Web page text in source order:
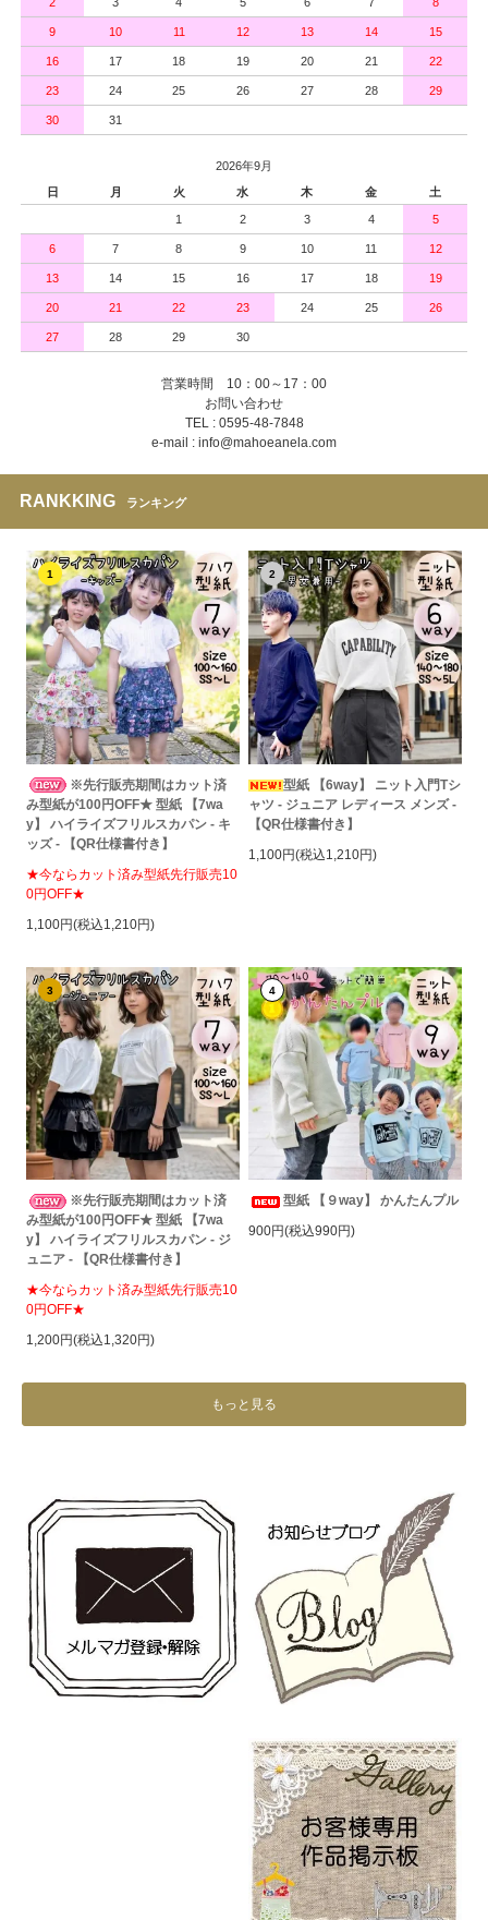
9 10 11 12 13 14 15
16 17 18 19 20 21 22
23 24 25 26 27 28 29
30 31
2026年9月
日
月 火 水 木 金 土
1 2 3 4 5
6 7 8 9 10 11 12
13 14 15 16 17 18 19
20 21 22 23 24 25 26
27 28 29 30
営業時間 10：00～17：00
お問い合わせ
TEL : 0595-48-7848
e-mail : info@mahoeanela.com
RANKKING ランキング
1
※先行販売期間はカット済
み型紙が100円OFF★ 型紙 【7wa
y】 ハイライズフリルスカパン - キ
ッズ - 【QR仕様書付き】
★今ならカット済み型紙先行販売10
0円OFF★
1,100円(税込1,210円)
2
型紙 【6way】 ニット入門Tシ
ャツ - ジュニア レディース メンズ -
【QR仕様書付き】
1,100円(税込1,210円)
3
※先行販売期間はカット済
み型紙が100円OFF★ 型紙 【7wa
y】 ハイライズフリルスカパン - ジ
ュニア - 【QR仕様書付き】
★今ならカット済み型紙先行販売10
0円OFF★
1,200円(税込1,320円)
4
型紙 【９way】 かんたんプル
900円(税込990円)
もっと見る